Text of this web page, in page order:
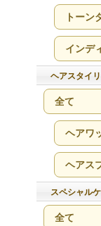
トーン
インデ
ヘアスタイ
全て
ヘアワ
ヘアス
スペシャル
全て